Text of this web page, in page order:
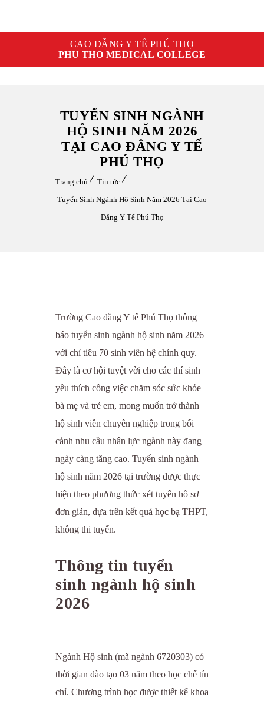
CAO ĐẲNG Y TẾ PHÚ THỌ
PHU THO MEDICAL COLLEGE
TUYỂN SINH NGÀNH
HỘ SINH NĂM 2026
TẠI CAO ĐẲNG Y TẾ
PHÚ THỌ
Trang chủ
Tin tức
Tuyển Sinh Ngành Hộ Sinh Năm 2026 Tại Cao
Đẳng Y Tế Phú Thọ
Trường Cao đẳng Y tế Phú Thọ thông
báo tuyển sinh ngành hộ sinh năm 2026
với chỉ tiêu 70 sinh viên hệ chính quy.
Đây là cơ hội tuyệt vời cho các thí sinh
yêu thích công việc chăm sóc sức khỏe
bà mẹ và trẻ em, mong muốn trở thành
hộ sinh viên chuyên nghiệp trong bối
cảnh nhu cầu nhân lực ngành này đang
ngày càng tăng cao. Tuyển sinh ngành
hộ sinh năm 2026 tại trường được thực
hiện theo phương thức xét tuyển hồ sơ
đơn giản, dựa trên kết quả học bạ THPT,
không thi tuyển.
Thông tin tuyển
sinh ngành hộ sinh
2026
Ngành Hộ sinh (mã ngành 6720303) có
thời gian đào tạo 03 năm theo học chế tín
chỉ. Chương trình học được thiết kế khoa